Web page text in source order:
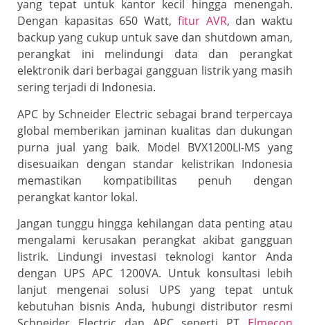
yang tepat untuk kantor kecil hingga menengah.
Dengan kapasitas 650 Watt, fitur AVR, dan waktu
backup yang cukup untuk save dan shutdown aman,
perangkat ini melindungi data dan perangkat
elektronik dari berbagai gangguan listrik yang masih
sering terjadi di Indonesia.
APC by Schneider Electric sebagai brand terpercaya
global memberikan jaminan kualitas dan dukungan
purna jual yang baik. Model BVX1200LI-MS yang
disesuaikan dengan standar kelistrikan Indonesia
memastikan kompatibilitas penuh dengan
perangkat kantor lokal.
Jangan tunggu hingga kehilangan data penting atau
mengalami kerusakan perangkat akibat gangguan
listrik. Lindungi investasi teknologi kantor Anda
dengan UPS APC 1200VA. Untuk konsultasi lebih
lanjut mengenai solusi UPS yang tepat untuk
kebutuhan bisnis Anda, hubungi distributor resmi